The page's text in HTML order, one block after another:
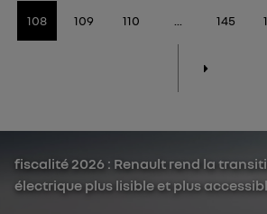
108 109 110 145
fiscalité 2026 : Renault rend la
électrique plus lisible et plus